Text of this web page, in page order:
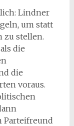
Lindner
um statt
zu stellen.
die
die
voraus.
Parteifreund